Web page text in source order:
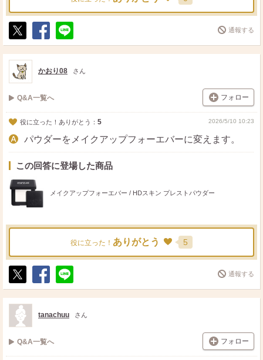
ポ
ス
ト
シ
ェ
送
る
通報する
かおり08 さん
Q&A一覧へ フォロー
役に立った！ありがとう： 5 2026/5/10 10:23
パウダーをメイクアップフォーエバーに変えます。
この回答に登場した商品
メイクアップフォーエバー / HDスキン プレストパウダー
役に立った！ ありがとう 5
ポ
ス
ト
シ
ェ
送
る
通報する
tanachuu さん
Q&A一覧へ フォロー